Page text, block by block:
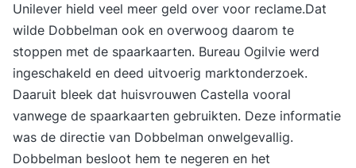
Unilever hield veel meer geld over voor reclame.Dat
wilde Dobbelman ook en overwoog daarom te
stoppen met de spaarkaarten. Bureau Ogilvie werd
ingeschakeld en deed uitvoerig marktonderzoek.
Daaruit bleek dat huisvrouwen Castella vooral
vanwege de spaarkaarten gebruikten. Deze informatie
was de directie van Dobbelman onwelgevallig.
Dobbelman besloot hem te negeren en het